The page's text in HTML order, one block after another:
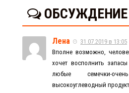
ОБСУЖДЕНИЕ
Лена
31.07.2019 в 13:05
Вполне возможно,
хочет восполнить
любые семечки-
высокоуглеводный продукт.